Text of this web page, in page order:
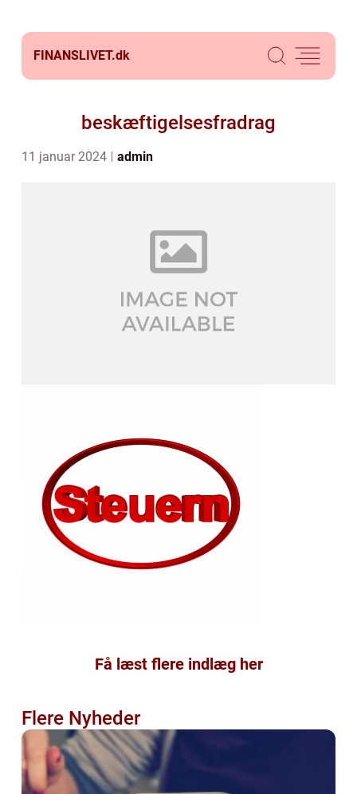
FINANSLIVET.dk
beskæftigelsesfradrag
11 januar 2024 admin
Få læst flere indlæg her
Flere Nyheder